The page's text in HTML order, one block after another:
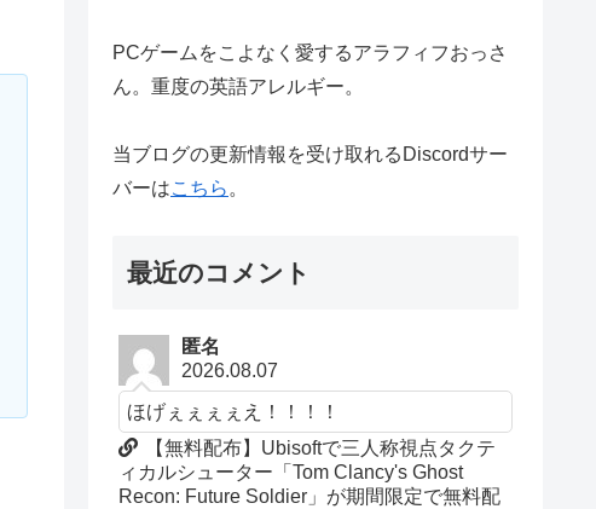
PCゲームをこよなく愛するアラフィフおっさ
ん。重度の英語アレルギー。
当ブログの更新情報を受け取れるDiscordサー
バーはこちら 。
最近のコメント
匿名
2026.08.07
ほげぇぇぇぇえ！！！！
【無料配布】Ubisoftで三人称視点タクテ
ィカルシューター「Tom Clancy's Ghost
Recon: Future Soldier」が期間限定で無料配